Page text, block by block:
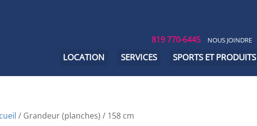
819 770-6445 NOUS JOINDRE
LOCATION SERVICES SPORTS ET PRODUITS
/ Grandeur (planches) / 158 cm